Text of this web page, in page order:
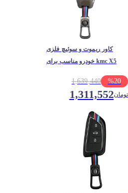
کاور ریموت و سوئیچ فلزی
خودرو مناسب برای kmc X5
1,639,440 %20
1,311,552تومان